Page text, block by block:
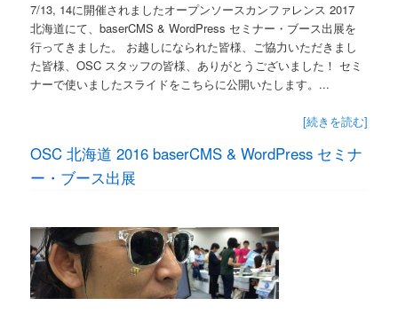
7/13, 14に開催されましたオープンソースカンファレンス 2017
北海道にて、baserCMS & WordPress セミナー・ブース出展を
行ってきました。 お越しになられた皆様、ご協力いただきまし
た皆様、OSC スタッフの皆様、ありがとうございました！ セミ
ナーで使いましたスライドをこちらに公開いたします。...
[続きを読む]
OSC 北海道 2016 baserCMS & WordPress セミナ
ー・ブース出展